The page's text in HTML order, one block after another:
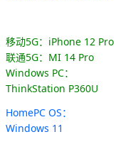
移动5G：iPhone 12 Pro
联通5G：MI 14 Pro
Windows PC：
ThinkStation P360U
HomePC OS：
Windows 11